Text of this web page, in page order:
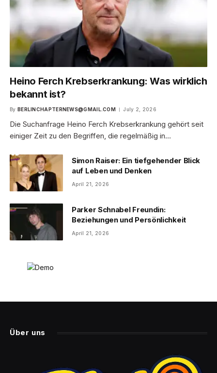
Heino Ferch Krebserkrankung: Was wirklich
bekannt ist?
By BERLINCHAPTERNEWS@GMAIL.COM July 2, 2026
Die Suchanfrage Heino Ferch Krebserkrankung gehört seit
einiger Zeit zu den Begriffen, die regelmäßig in…
Simon Raiser: Ein tiefgehender Blick
auf Leben und Denken
April 21, 2026
Parker Schnabel Freundin:
Beziehungen und Persönlichkeit
April 21, 2026
Über uns